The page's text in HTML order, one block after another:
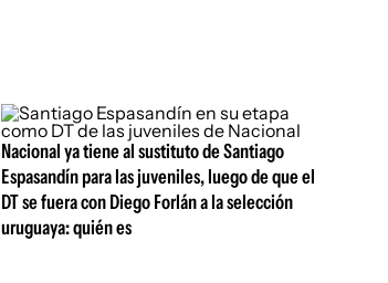
Nacional ya tiene al sustituto de Santiago
Espasandín para las juveniles, luego de que el
DT se fuera con Diego Forlán a la selección
uruguaya: quién es